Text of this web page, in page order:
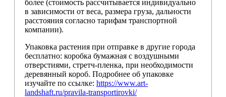
более (стоимость рассчитывается индивидуально
в зависимости от веса, размера груза, дальности
расстояния согласно тарифам транспортной
компании).
Упаковка растения при отправке в другие города
бесплатно: коробка бумажная с воздушными
отверстиями, стретч-пленка, при необходимости
деревянный короб. Подробнее об упаковке
изучайте по ссылке: https://www.art-
landshaft.ru/pravila-transportirovki/